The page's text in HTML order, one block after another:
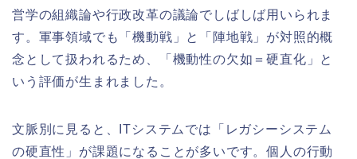
営学の組織論や行政改革の議論でしばしば用いられま
す。軍事領域でも「機動戦」と「陣地戦」が対照的概
念として扱われるため、「機動性の欠如＝硬直化」と
いう評価が生まれました。
文脈別に見ると、ITシステムでは「レガシーシステム
の硬直性」が課題になることが多いです。個人の行動